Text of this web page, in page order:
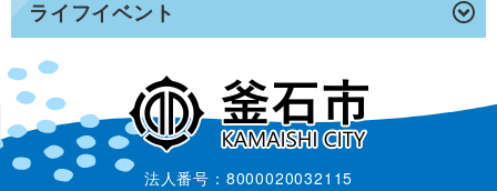
ライフイベント
法人番号：8000020032115